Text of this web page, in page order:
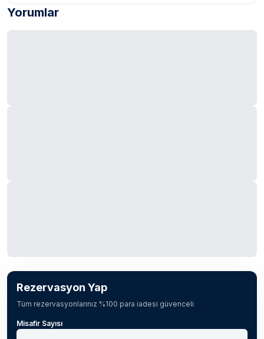
Yorumlar
Rezervasyon Yap
Tüm rezervasyonlarınız %100 para iadesi güvenceli
Misafir Sayısı